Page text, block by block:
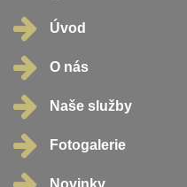
Úvod
O nás
Naše služby
Fotogalerie